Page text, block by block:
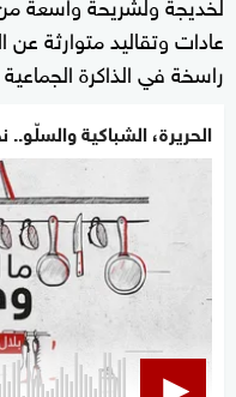
عادات وتقاليد متوارثة
راسخة في الذاكرة الجماعية
الحريرة، الشباكية